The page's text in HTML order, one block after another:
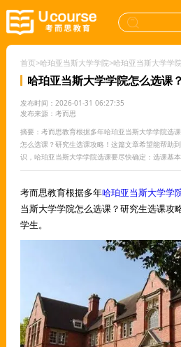
首页>哈珀亚当斯大学学院>
哈珀亚当斯大学学院怎么选课
发布时间：2026-01-31 06:27:35
发布来源：考而思
摘要：考而思教育根据多年哈珀亚当斯大学学院选
怎么选课？研究生选课攻略！这篇文章希望能帮助
识，哈珀亚当斯大学学院选课要尽快确定：选课基
考而思教育根据多年哈珀亚当斯大学学
当斯大学学院怎么选课？研究生选课攻
学生。